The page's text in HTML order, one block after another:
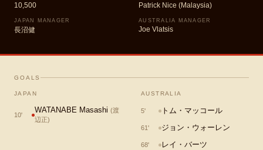
10,500 Patrick Nice (Malaysia)
JAPAN MANAGER
長沼健
AUSTRALIA MANAGER
Joe Vlatsis
GOALS
JAPAN
10'
WATANABE Masashi (渡
辺正)
AUSTRALIA
5' トム・マッコール
61' ジョン・ウォーレン
68' レイ・バーツ